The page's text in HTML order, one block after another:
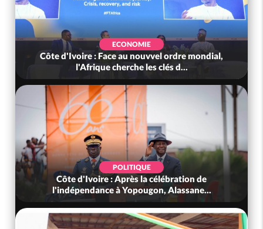
ECONOMIE
Côte d'Ivoire : Face au nouvvel ordre mondial,
l'Afrique cherche les clés d...
POLITIQUE
Côte d'Ivoire : Après la célébration de
l'indépendance à Yopougon, Alassane...